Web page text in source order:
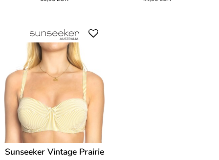
Sunseeker Vintage Prairie